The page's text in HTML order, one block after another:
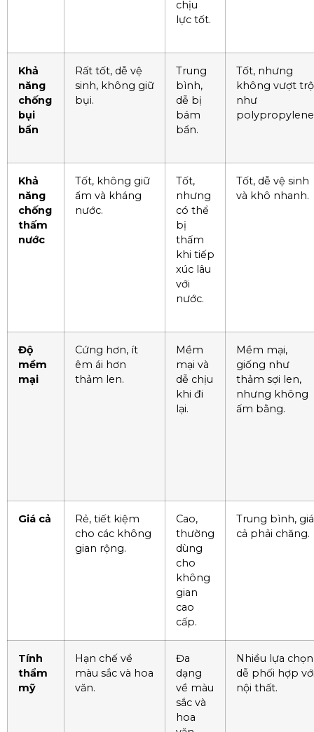
chịu
lực tốt.
Khả
năng
chống
bụi
bẩn
Rất tốt, dễ vệ
sinh, không giữ
bụi.
Trung
bình,
dễ bị
bám
bẩn.
Tốt, nhưng
không vượt
như
Khả
năng
chống
thấm
nước
Tốt, không giữ
ẩm và kháng
nước.
Tốt,
nhưng
có thể
bị
thấm
khi tiếp
xúc lâu
với
nước.
Tốt, dễ vệ sinh
và khô nhanh.
Độ
mềm
mại
Cứng hơn, ít
êm ái hơn
thảm len.
Mềm
mại và
dễ chịu
khi đi
lại.
Mềm mại,
giống như
thảm sợi len,
nhưng không
ấm bằng.
Giá cả
Rẻ, tiết kiệm
cho các không
gian rộng.
Cao,
thường
dùng
cho
không
gian
cao
cấp.
Trung bình, giá
cả phải chăng.
Tính
thẩm
mỹ
Hạn chế về
màu sắc và hoa
văn.
Đa
dạng
về màu
sắc và
hoa
Nhiều lựa
dễ phối hợp
nội thất.